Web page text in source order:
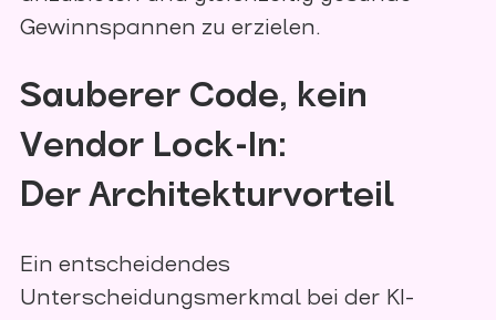
Gewinnspannen zu erzielen.
Sauberer Code, kein
Vendor Lock-In:
Der Architekturvorteil
Ein entscheidendes
Unterscheidungsmerkmal bei der KI-